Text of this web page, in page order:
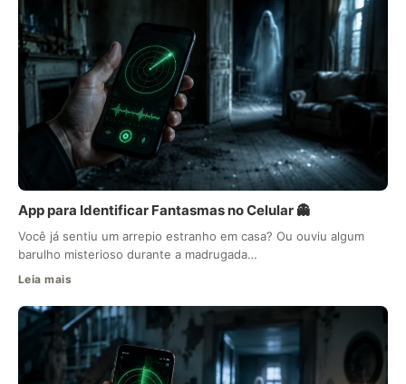
App para Identificar Fantasmas no Celular 👻
Você já sentiu um arrepio estranho em casa? Ou ouviu algum
barulho misterioso durante a madrugada…
Leia mais